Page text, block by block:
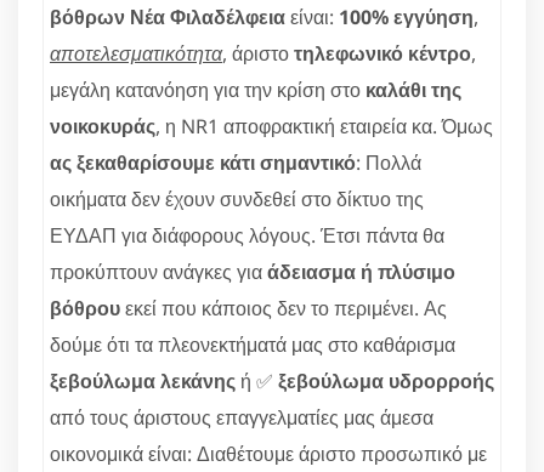
βόθρων Νέα Φιλαδέλφειαείναι: 100% εγγύηση,
αποτελεσματικότητα, άριστοτηλεφωνικό κέντρο,
μεγάλη κατανόηση για την κρίση στο καλάθι της
νοικοκυράς, η NR1 αποφρακτική εταιρεία κα. Όμως
ας ξεκαθαρίσουμε κάτι σημαντικό: Πολλά
οικήματα δεν έχουν συνδεθεί στο δίκτυο της
ΕΥΔΑΠ για διάφορους λόγους. Έτσι πάντα θα
προκύπτουν ανάγκες γιαάδειασμα ή πλύσιμο
βόθρουεκεί που κάποιος δεν το περιμένει. Ας
δούμε ότι τα πλεονεκτήματά μας στο καθάρισμα
ξεβούλωμα λεκάνης ή ✅ ξεβούλωμα υδρορροής
από τους άριστους επαγγελματίες μας άμεσα
οικονομικά είναι: Διαθέτουμε άριστο προσωπικό με